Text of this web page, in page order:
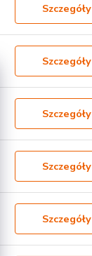
Szczegóły
Szczegóły
Szczegóły
Szczegóły
Szczegóły